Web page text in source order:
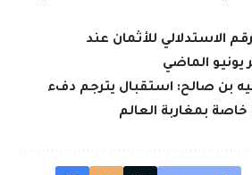
الاستدلالي للأثمان عند
الماضي
بن صالح: استقبال يترجم دفء
خاصة بمغاربة العالم